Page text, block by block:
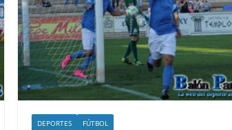
DEPORTES FÚTBOL